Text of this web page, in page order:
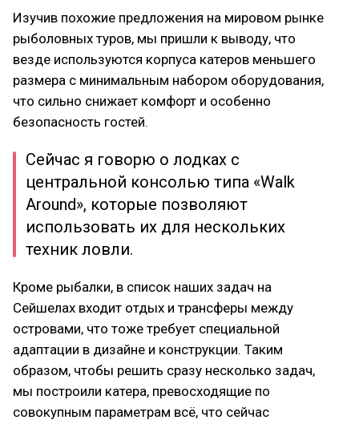
Изучив похожие предложения на мировом рынке
рыболовных туров, мы пришли к выводу, что
везде используются корпуса катеров меньшего
размера с минимальным набором оборудования,
что сильно снижает комфорт и особенно
безопасность гостей.
Сейчас я говорю о лодках с
центральной консолью типа «Walk
Around», которые позволяют
использовать их для нескольких
техник ловли.
Кроме рыбалки, в список наших задач на
Сейшелах входит отдых и трансферы между
островами, что тоже требует специальной
адаптации в дизайне и конструкции. Таким
образом, чтобы решить сразу несколько задач,
мы построили катера, превосходящие по
совокупным параметрам всё, что сейчас